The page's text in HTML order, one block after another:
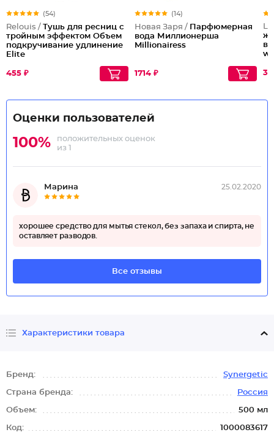
(54)
Relouis / Тушь для ресниц с
тройным эффектом Объем
подкручивание удлинение
Elite
455 ₽
(14)
Новая Заря / Парфюмерная
вода Миллионерша
Millionairess
1714 ₽
Оценки пользователей
100%
положительных оценок
из 1
Марина 25.02.2020
хорошее средство для мытья стекол, без запаха и спирта, не
оставляет разводов.
Все отзывы
Характеристики товара
Бренд: Synergetic
Страна бренда: Россия
Объем: 500 мл
Код: 1000083617